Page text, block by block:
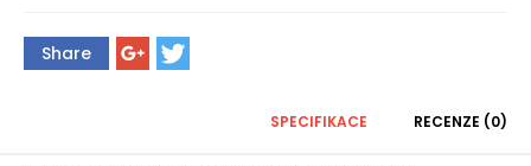
Share
SPECIFIKACE RECENZE (0)